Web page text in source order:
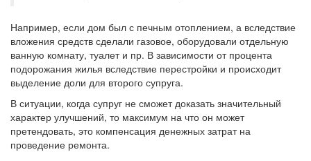
Например, если дом был с печным отоплением, а вследствие
вложения средств сделали газовое, оборудовали отдельную
ванную комнату, туалет и пр. В зависимости от процента
подорожания жилья вследствие перестройки и происходит
выделение доли для второго супруга.
В ситуации, когда супруг не сможет доказать значительный
характер улучшений, то максимум на что он может
претендовать, это компенсация денежных затрат на
проведение ремонта.